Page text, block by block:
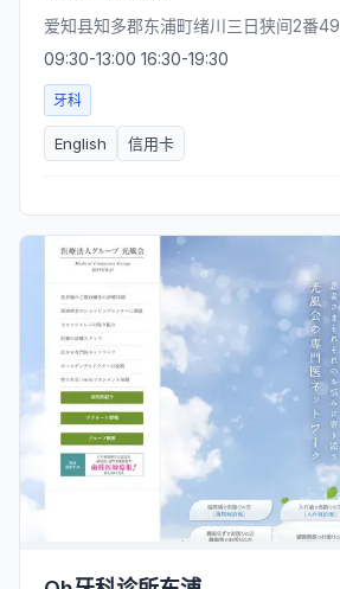
爱知县知多郡东浦町绪川三日狭间2番49
09:30-13:00 16:30-19:30
牙科
English 信用卡